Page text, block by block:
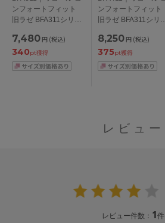
ンフォートフィット
旧ラゼ BFA311シリー
ルカップ BCDEFカッ
プ アンダー
70/75/80/85/90/95/10
0cm
7,480 円 (税込)
340pt獲得
ンフォートフィット
旧ラゼ BFA311シリー
BCDEカップ アンダー
70/75/80/85cm
8,250 円 (税込)
375pt獲得
レビュー
レビュー件数： 1件